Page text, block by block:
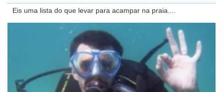
Eis uma lista do que levar para acampar na praia....